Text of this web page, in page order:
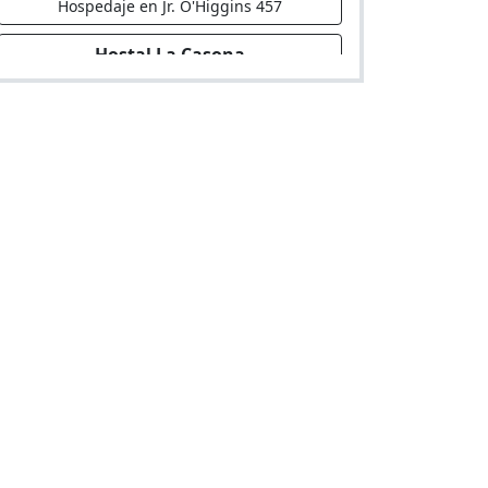
Hospedaje en Jr. O'Higgins 457
Hostal La Casona
Hostal en Jr. Francisco Bolognesi 222